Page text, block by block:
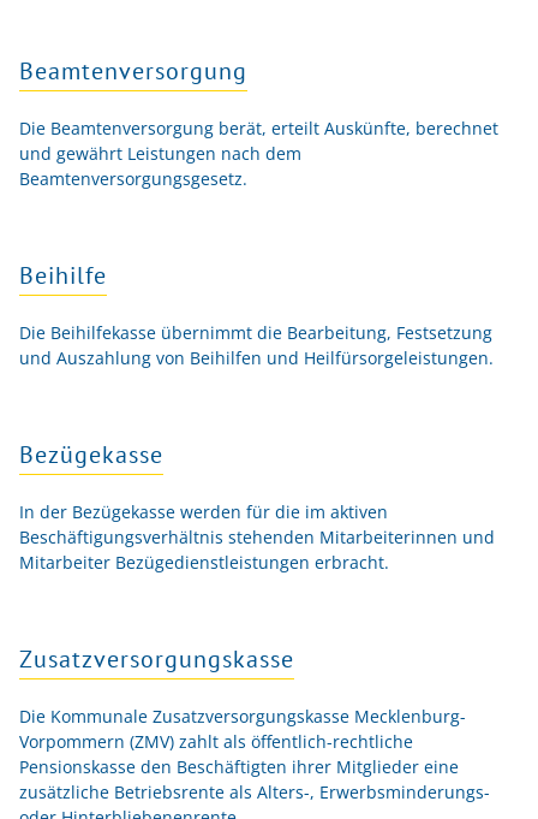
Beamtenversorgung
Die Beamtenversorgung berät, erteilt Auskünfte, berechnet
und gewährt Leistungen nach dem
Beamtenversorgungsgesetz.
Beihilfe
Die Beihilfekasse übernimmt die Bearbeitung, Festsetzung
und Auszahlung von Beihilfen und Heilfürsorgeleistungen.
Bezügekasse
In der Bezügekasse werden für die im aktiven
Beschäftigungsverhältnis stehenden Mitarbeiterinnen und
Mitarbeiter Bezügedienstleistungen erbracht.
Zusatzversorgungskasse
Die Kommunale Zusatzversorgungskasse Mecklenburg-
Vorpommern (ZMV) zahlt als öffentlich-rechtliche
Pensionskasse den Beschäftigten ihrer Mitglieder eine
zusätzliche Betriebsrente als Alters-, Erwerbsminderungs-